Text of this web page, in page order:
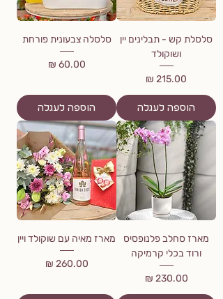
סלסלת קש - תבלינים יין
ושוקולד
מחיר
הוספה לעגלה
סלסלה צבעונית פורחת
מחיר
הוספה לעגלה
מארז סחלב פלנופסיס
ורוד בכלי קרמיקה
מחיר
מארז מאיה עם שוקולד ויין
מחיר